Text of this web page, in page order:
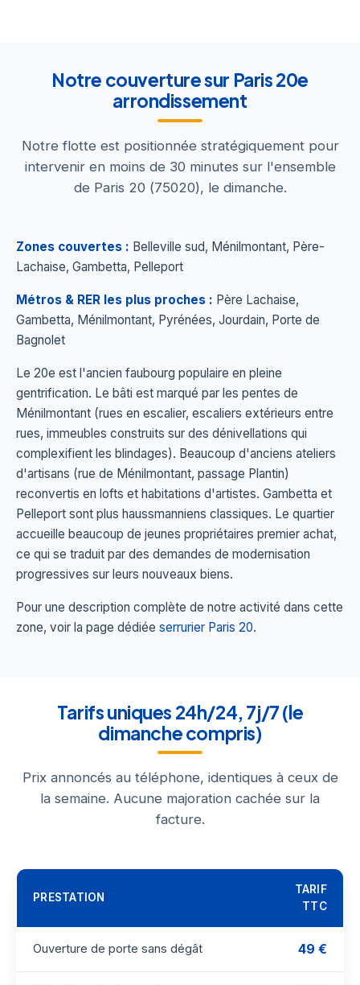
Notre couverture sur Paris 20e
arrondissement
Notre flotte est positionnée stratégiquement pour
intervenir en moins de 30 minutes sur l'ensemble
de Paris 20 (75020), le dimanche.
Zones couvertes : Belleville sud, Ménilmontant, Père-
Lachaise, Gambetta, Pelleport
Métros & RER les plus proches : Père Lachaise,
Gambetta, Ménilmontant, Pyrénées, Jourdain, Porte de
Bagnolet
Le 20e est l'ancien faubourg populaire en pleine
gentrification. Le bâti est marqué par les pentes de
Ménilmontant (rues en escalier, escaliers extérieurs entre
rues, immeubles construits sur des dénivellations qui
complexifient les blindages). Beaucoup d'anciens ateliers
d'artisans (rue de Ménilmontant, passage Plantin)
reconvertis en lofts et habitations d'artistes. Gambetta et
Pelleport sont plus haussmanniens classiques. Le quartier
accueille beaucoup de jeunes propriétaires premier achat,
ce qui se traduit par des demandes de modernisation
progressives sur leurs nouveaux biens.
Pour une description complète de notre activité dans cette
zone, voir la page dédiée serrurier Paris 20.
Tarifs uniques 24h/24, 7j/7 (le
dimanche compris)
Prix annoncés au téléphone, identiques à ceux de
la semaine. Aucune majoration cachée sur la
facture.
PRESTATION
TARIF
TTC
Ouverture de porte sans dégât 49 €